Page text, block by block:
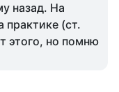
назад. На
практике (ст.
этого, но помню